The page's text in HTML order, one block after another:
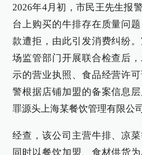
2026年4月初，市民王先生报
台上购买的牛排存在质量问
款遭拒，由此引发消费纠纷
场监管部门开展联合检查后
示的营业执照、食品经营许
警根据店铺加盟的备案信息
罪源头上海某餐饮管理有限公司
经查，该公司主营牛排、凉菜
同时以餐饮加盟、食材供货